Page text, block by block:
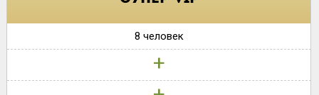
8 человек
+